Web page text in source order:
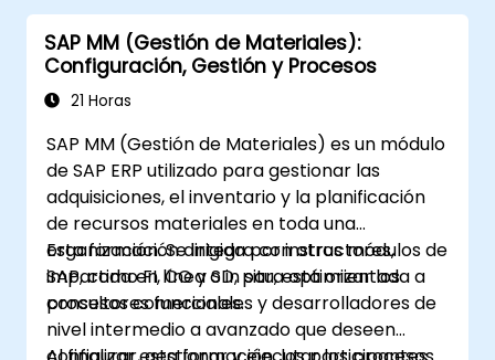
SAP MM (Gestión de Materiales):
Configuración, Gestión y Procesos
21 Horas
SAP MM (Gestión de Materiales) es un módulo
de SAP ERP utilizado para gestionar las
adquisiciones, el inventario y la planificación
de recursos materiales en toda una
organización. Se integra con otros módulos de
SAP, como FI, CO y SD, para optimizar los
procesos comerciales.
Esta formación dirigida por instructores,
impartida en línea o in situ, está orientada a
consultores funcionales y desarrolladores de
nivel intermedio a avanzado que deseen